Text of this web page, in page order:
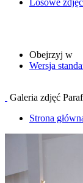
Obejrzyj w
Wersja
Galeria zdjęć
Strona